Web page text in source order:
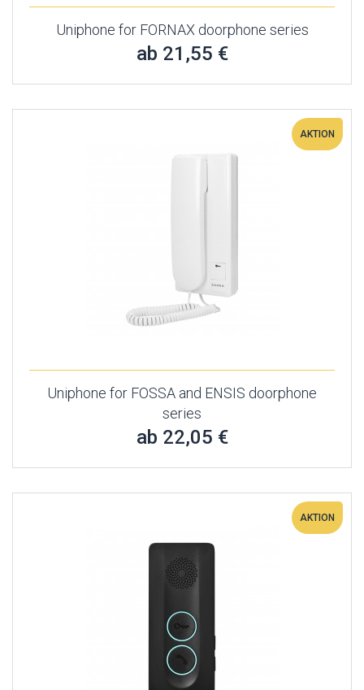
Uniphone for FORNAX doorphone series
ab 21,55 €
AKTION
Uniphone for FOSSA and ENSIS doorphone
series
ab 22,05 €
AKTION